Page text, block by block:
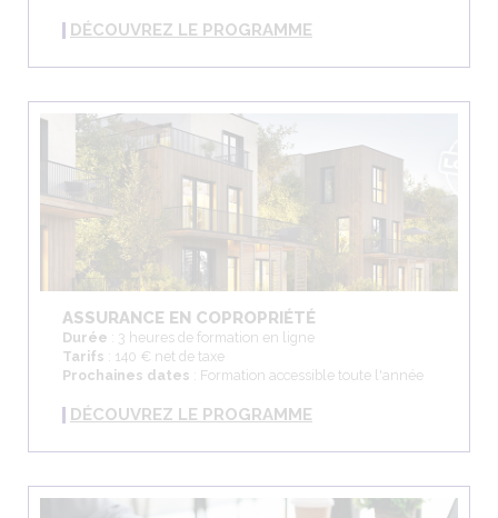
DÉCOUVREZ LE PROGRAMME
ASSURANCE EN COPROPRIÉTÉ
Durée : 3 heures de formation en ligne
Tarifs : 140 € net de taxe
Prochaines dates : Formation accessible toute l'année
DÉCOUVREZ LE PROGRAMME